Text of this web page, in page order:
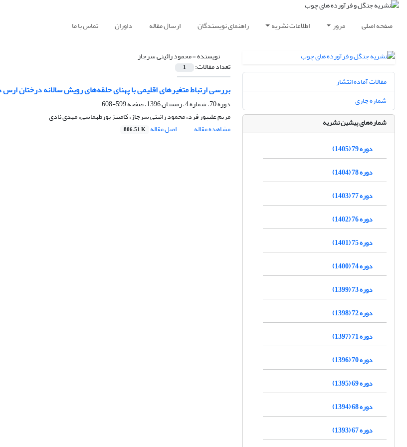
صفحه اصلی مرور اطلاعات نشریه راهنمای نویسندگان ارسال مقاله داوران تماس با ما
نویسنده =محمود رائینی سرجاز
تعداد مقالات: 1
بررسی ارتباط متغیرهای اقلیمی با پهنای حلقه‌های رویش سالانه درختان
دوره 70، شماره 4، زمستان 1396، صفحه
599-608
مریم علیپور فرد، محمود رائینی سرجاز، کامبیز پورطهماسی، مهدی نادی
مشاهده مقاله
اصل مقاله 806.51 K
مقالات آماده انتشار
شماره جاری
شماره‌های پیشین نشریه
دوره 79 (1405)
دوره 78 (1404)
دوره 77 (1403)
دوره 76 (1402)
دوره 75 (1401)
دوره 74 (1400)
دوره 73 (1399)
دوره 72 (1398)
دوره 71 (1397)
دوره 70 (1396)
دوره 69 (1395)
دوره 68 (1394)
دوره 67 (1393)